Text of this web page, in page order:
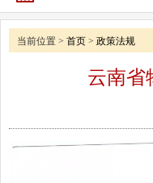
当前位置 >首页>政策法规
云南省